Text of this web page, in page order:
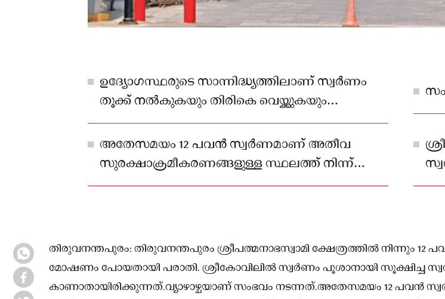
ഉദ്യോഗസ്ഥരുടെ സാന്നിദ്ധ്യത്തിലാണ് സ്വർണം
തൂക്ക് നൽകുകയും തിരികെ വെയ്ക്കുകയും
ചെയ്യുന്നത്.
അതേസമയം 12 പവൻ സ്വർണമാണ് അതീവ
സുരക്ഷാക്രമീകരണങ്ങളുള്ള സ്ഥലത്ത് നിന്ന്
കാണാതായിരിക്കുന്നത്
തിരുവനന്തപുരം: തിരുവനന്തപുരം ശ്രീപത്മനാഭസ്വാമി ക്ഷേത്രത്തിൽ നിന്നും 12
മോഷണം പോയതായി പരാതി. ശ്രീകോവിലിൽ സ്വർണം പൂശാനായി സൂക്ഷിച്ച
കാണാതായിരിക്കുന്നത്.വ്യാഴാഴ്ചയാണ് സംഭവം നടന്നത്.അതേസമയം 12 പവൻ